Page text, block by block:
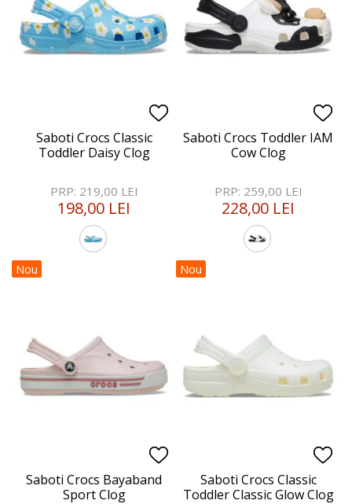
Saboti Crocs Classic
Toddler Daisy Clog
PRP: 219,00 LEI
198,00 LEI
Saboti Crocs Toddler IAM
Cow Clog
PRP: 259,00 LEI
228,00 LEI
Nou
Saboti Crocs Bayaband
Sport Clog
Nou
Saboti Crocs Classic
Toddler Classic Glow Clog